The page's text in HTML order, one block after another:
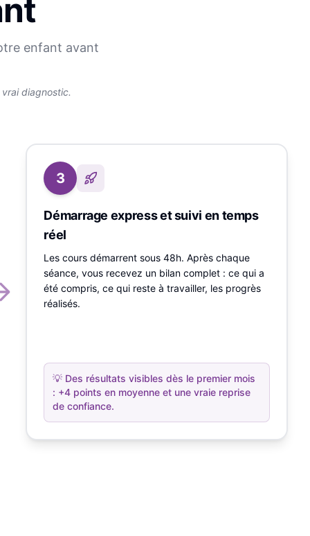
enfant avant
diagnostic.
3
Démarrage express et suivi en temps
réel
Les cours démarrent sous 48h. Après chaque
séance, vous recevez un bilan complet : ce qui a
été compris, ce qui reste à travailler, les progrès
réalisés.
💡 Des résultats visibles dès le premier mois
: +4 points en moyenne et une vraie reprise
de confiance.